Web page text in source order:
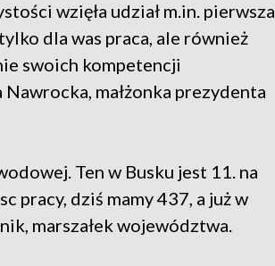
wzięła udział m.in. pierwsza
dla was praca, ale również
swoich kompetencji
małżonka prezydenta
Ten w Busku jest 11. na
pracy, dziś mamy 437, a już w
marszałek województwa.